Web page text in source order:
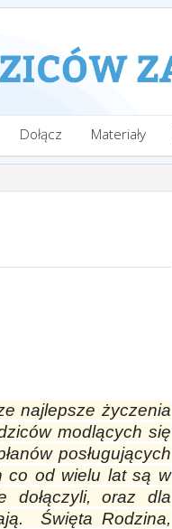
Dołącz Materiały
najlepsze życzenia
modlących się
posługujących
co od wielu lat są w
dołączyli, oraz dla
Święta Rodzina,